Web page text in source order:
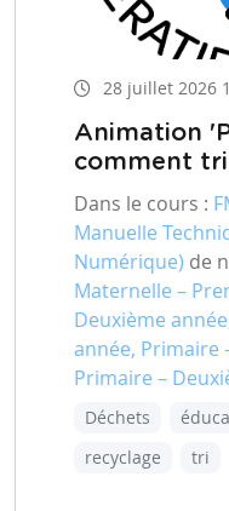
28 juillet 2026
Animation
comment
Dans le cours :
Manuelle
Numérique) de
Maternelle –
Deuxième
année, Primaire
Primaire –
Déchets
recyclage
tri